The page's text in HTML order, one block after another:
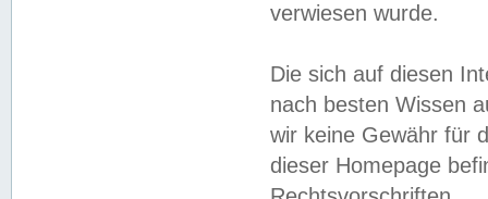
verwiesen wurde.
Die sich auf diesen
nach besten Wissen
wir keine Gewähr für
dieser Homepage